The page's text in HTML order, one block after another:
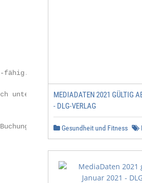
fähig.
unter dem Punkt Termine.
bei Ad Alliance GmbH;
MEDIADATEN 2021 GÜLTIG
- DLG-VERLAG
Gesundheit und Fitness